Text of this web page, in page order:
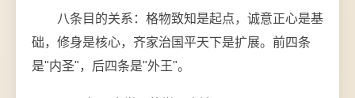
八条目的关系：格物致知是起点，诚意正心是基
础，修身是核心，齐家治国平天下是扩展。前四条
是"内圣"，后四条是"外王"。